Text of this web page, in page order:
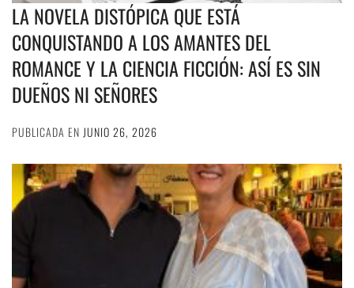
LA NOVELA DISTÓPICA QUE ESTÁ
CONQUISTANDO A LOS AMANTES DEL
ROMANCE Y LA CIENCIA FICCIÓN: ASÍ ES SIN
DUEÑOS NI SEÑORES
PUBLICADA EN JUNIO 26, 2026